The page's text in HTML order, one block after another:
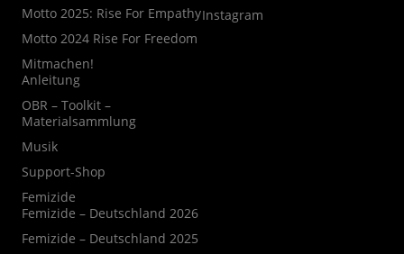
Motto 2025: Rise For Empathy
Motto 2024 Rise For Freedom
Mitmachen!
Anleitung
OBR – Toolkit –
Materialsammlung
Musik
Support-Shop
Femizide
Femizide – Deutschland 2026
Femizide – Deutschland 2025
Instagram